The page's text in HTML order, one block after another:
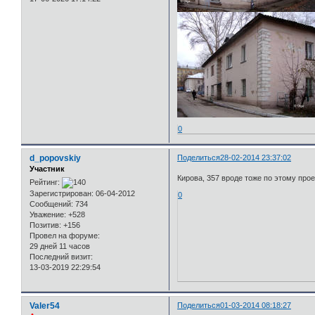
0
Поделиться28-02-2014 23:37:02
d_popovskiy
Участник
Рейтинг:
Зарегистрирован: 06-04-2012
Сообщений: 734
Уважение: +528
Позитив: +156
Провел на форуме:
29 дней 11 часов
Последний визит:
13-03-2019 22:29:54
Кирова, 357 вроде тоже по этому
0
Поделиться01-03-2014 08:18:27
Valer54